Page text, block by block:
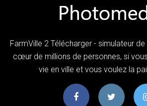
FarmVille 2 Télécharger - simulateur
cœur de millions de personnes, si
vie en ville et vous voulez la